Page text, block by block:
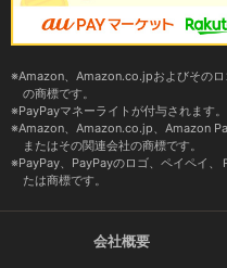
Amazon、Amazon.co.jpおよびその
の商標です。
PayPayマネーライトが付与されます
Amazon、Amazon.co.jp、Amazon
またはその関連会社の商標です。
PayPay、PayPayのロゴ、ペイペイ、
たは商標です。
会社概要